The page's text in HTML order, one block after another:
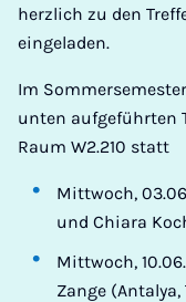
herzlich zu den
eingeladen.
Im
unten aufgeführten
Raum W2.210 statt
Mittwoch,
und Chiara
Mittwoch,
Zange